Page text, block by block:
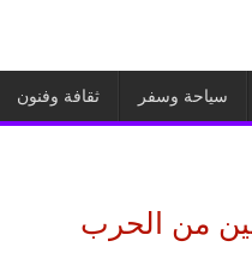
سياحة وسفر ثقافة وفنون
من الحرب